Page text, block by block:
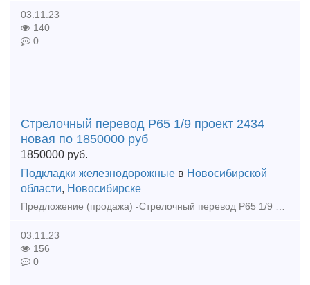
03.11.23
140
0
Стрелочный перевод Р65 1/9 проект 2434
новая по 1850000 руб
1850000 руб.
Подкладки железнодорожные в Новосибирской
области, Новосибирске
03.11.23
156
0